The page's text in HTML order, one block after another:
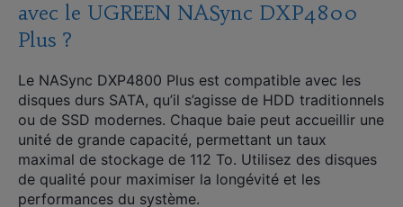
avec le UGREEN NASync DXP4800
Plus ?
Le NASync DXP4800 Plus est compatible avec les
disques durs SATA, qu’il s’agisse de HDD traditionnels
ou de SSD modernes. Chaque baie peut accueillir une
unité de grande capacité, permettant un taux
maximal de stockage de 112 To. Utilisez des disques
de qualité pour maximiser la longévité et les
performances du système.